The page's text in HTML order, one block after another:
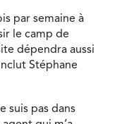
par semaine à
le camp de
dépendra aussi
Stéphane
suis pas dans